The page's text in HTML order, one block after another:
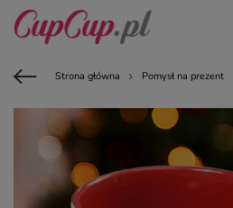
Strona główna Pomysł na prezent